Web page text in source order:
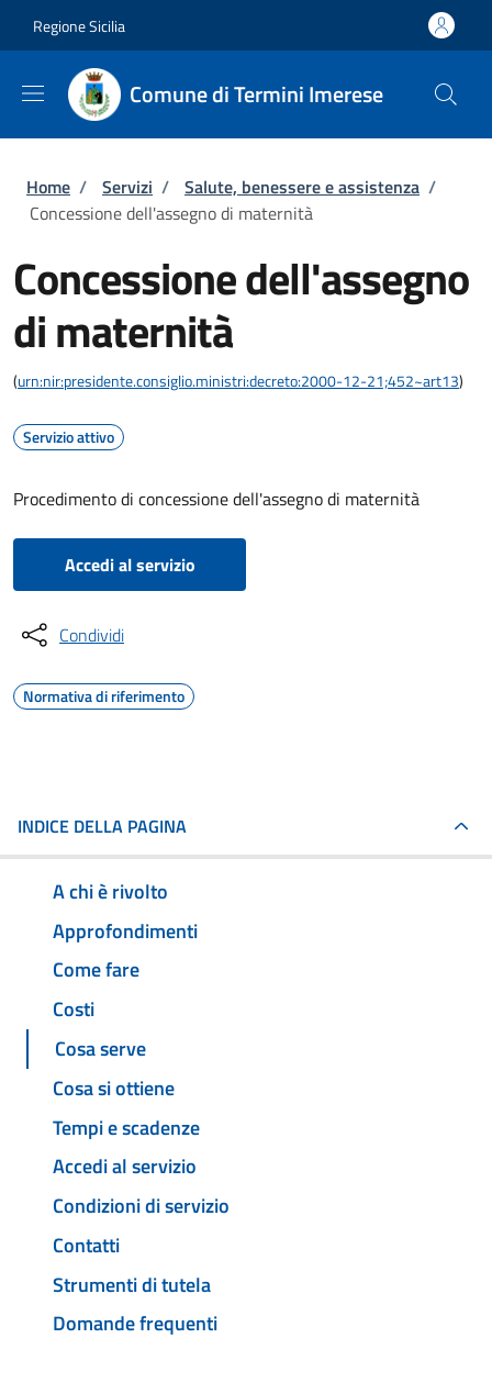
Regione Sicilia
Comune di Termini Imerese
Briciole di pane
Home / Servizi / Salute, benessere e assistenza /
Concessione dell'assegno di maternità
Concessione dell'assegno
di maternità
(urn:nir:presidente.consiglio.ministri:decreto:2000-12-21;452~art13)
Servizio attivo
Procedimento di concessione dell'assegno di maternità
Accedi al servizio
Condividi
Normativa di riferimento
INDICE DELLA PAGINA
A chi è rivolto
Approfondimenti
Come fare
Costi
Cosa serve
Cosa si ottiene
Tempi e scadenze
Accedi al servizio
Condizioni di servizio
Contatti
Strumenti di tutela
Domande frequenti